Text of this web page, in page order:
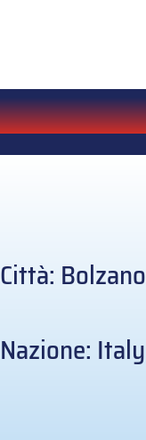
Città: Bolzano
Nazione: Italy